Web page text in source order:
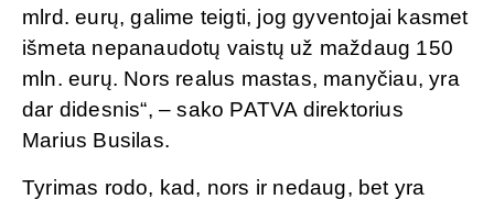
mlrd. eurų, galime teigti, jog gyventojai kasmet
išmeta nepanaudotų vaistų už maždaug 150
mln. eurų. Nors realus mastas, manyčiau, yra
dar didesnis“, – sako PATVA direktorius
Marius Busilas.
Tyrimas rodo, kad, nors ir nedaug, bet yra